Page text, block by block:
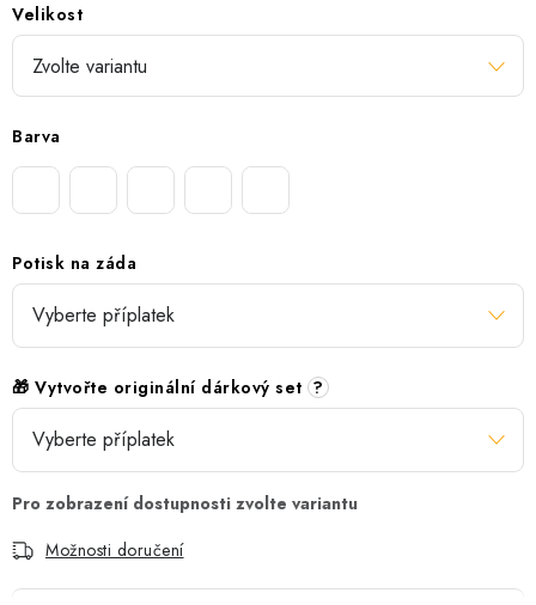
Velikost
Barva
Potisk na záda
🎁 Vytvořte originální dárkový set ?
Možnosti doručení